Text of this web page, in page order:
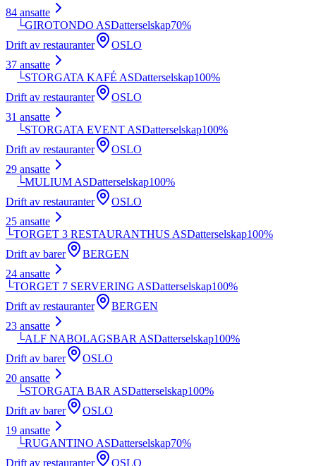
84 ansatte
└GIROTONDO ASDatterselskap70%
Drift av restauranter
OSLO
37 ansatte
└STORGATA KAFÉ ASDatterselskap100%
Drift av restauranter
OSLO
31 ansatte
└STORGATA EVENT ASDatterselskap100%
Drift av restauranter
OSLO
29 ansatte
└MULIUM ASDatterselskap100%
Drift av restauranter
OSLO
25 ansatte
└TORGET 3 RESTAURANTHUS ASDatterselskap100%
Drift av barer
BERGEN
24 ansatte
└TORGET 7 SERVERING ASDatterselskap100%
Drift av restauranter
BERGEN
23 ansatte
└ALF NABOLAGSBAR ASDatterselskap100%
Drift av barer
OSLO
20 ansatte
└STORGATA BAR ASDatterselskap100%
Drift av barer
OSLO
19 ansatte
└RUGANTINO ASDatterselskap70%
Drift av restauranter
OSLO